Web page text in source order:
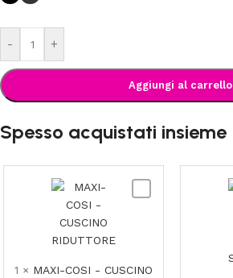
- +
Aggiungi al carrello
Spesso acquistati insieme
1 × MAXI-COSI - CUSCINO